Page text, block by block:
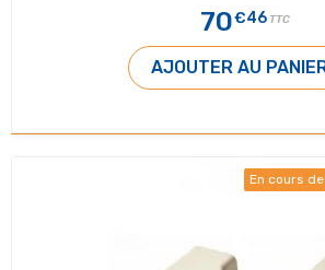
70€46 TTC
AJOUTER AU
En cours